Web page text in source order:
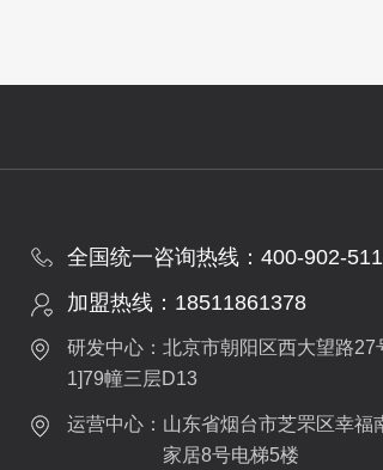
全国统一咨询热线：400-902-
加盟热线：18511861378
研发中心：北京市朝阳区西大望路27
1]79幢三层D13
运营中心： 山东省烟台市芝罘区幸福
家居8号电梯5楼